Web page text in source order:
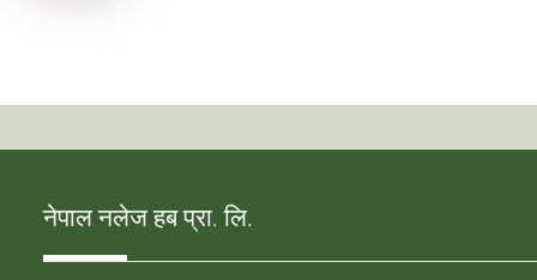
नेपाल नलेज हब प्रा. लि.